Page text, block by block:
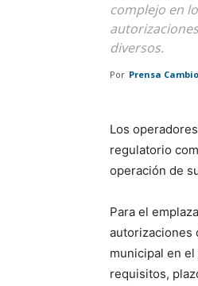
complejo en
diversos.
Por Prensa
Los
regulatorio
operación de
Para el
autorizaciones
municipal en
requisitos,